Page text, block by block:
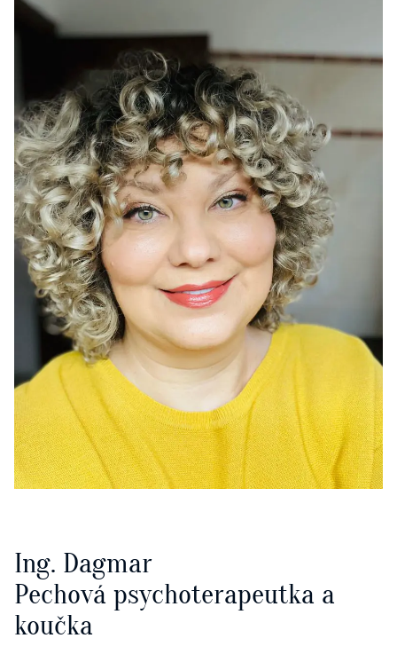
Ing. Dagmar
Pechová psychoterapeutka a
koučka